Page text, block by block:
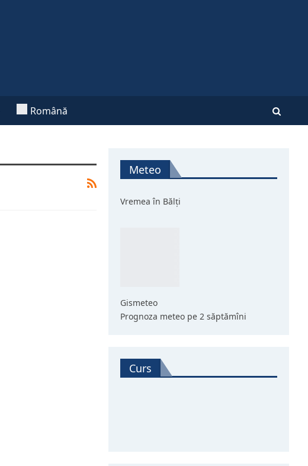
Română
Meteo
Vremea în Bălți
Gismeteo
Prognoza meteo pe 2 săptămîni
Curs